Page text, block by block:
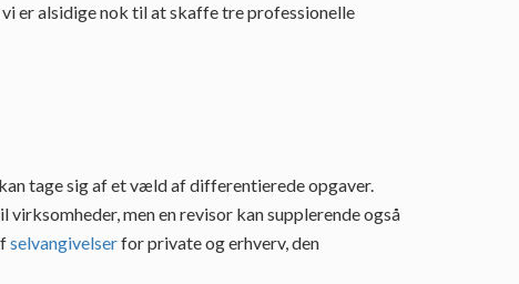
er alsidige nok til at skaffe tre professionelle
tage sig af et væld af differentierede opgaver.
virksomheder, men en revisor kan supplerende også
selvangivelserfor private og erhverv, den